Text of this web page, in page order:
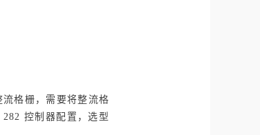
格栅，需要将整流格
控制器配置，选型